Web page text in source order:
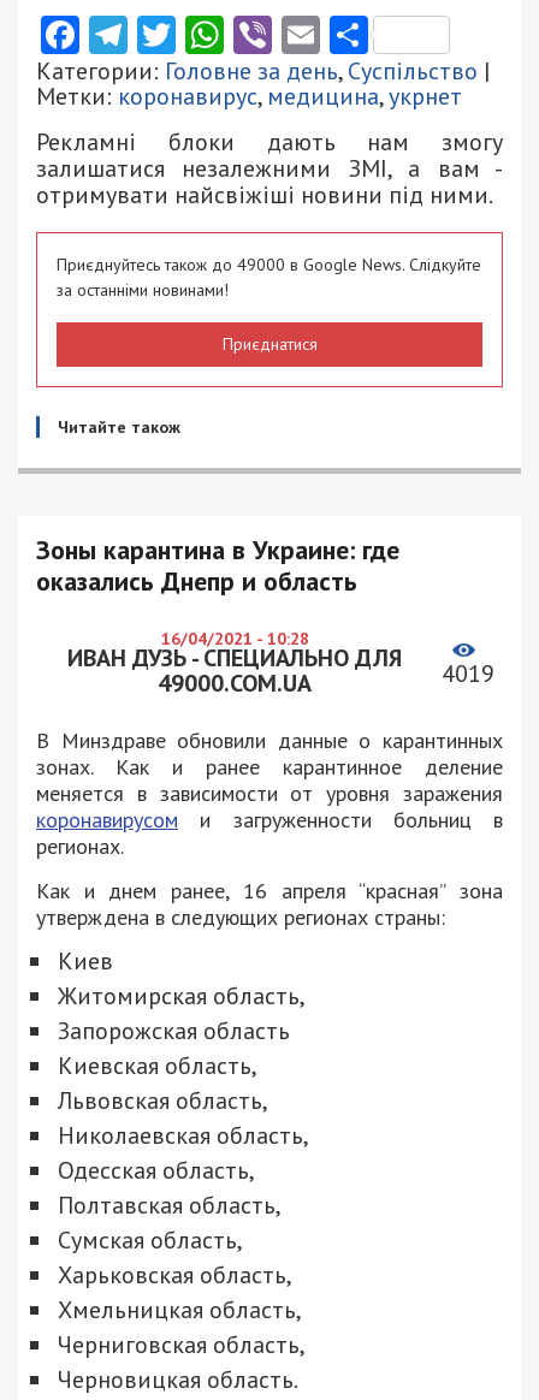
Facebook
Telegram
Twitter
WhatsApp
ViberEmail
Категории: Головне за день,Суспільство |
Метки: коронавирус, медицина,укрнет
Рекламні блоки дають нам змогу
залишатися незалежними ЗМІ, а вам -
отримувати найсвіжіші новини під ними.
Приєднуйтесь також до 49000 в Google News. Слідкуйте
за останніми новинами!
Приєднатися
Читайте також
Зоны карантина в Украине: где
оказались Днепр и область
16/04/2021 - 10:28
ИВАН ДУЗЬ - СПЕЦИАЛЬНО ДЛЯ
49000.COM.UA
4019
В Минздраве обновили данные о карантинных
зонах. Как и ранее карантинное деление
меняется в зависимости от уровня заражения
коронавирусом и загруженности больниц в
регионах.
Как и днем ранее, 16 апреля “красная” зона
утверждена в следующих регионах страны:
Киев
Житомирская область,
Запорожская область
Киевская область,
Львовская область,
Николаевская область,
Одесская область,
Полтавская область,
Сумская область,
Харьковская область,
Хмельницкая область,
Черниговская область,
Черновицкая область.